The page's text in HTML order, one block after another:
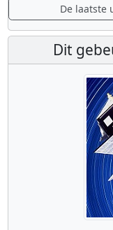
De laatste
Dit